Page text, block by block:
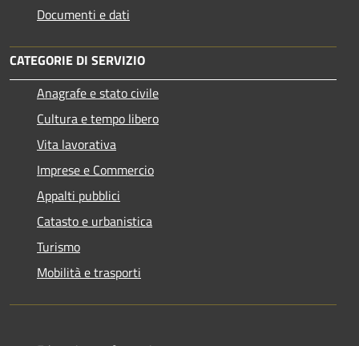
Documenti e dati
CATEGORIE DI SERVIZIO
Anagrafe e stato civile
Cultura e tempo libero
Vita lavorativa
Imprese e Commercio
Appalti pubblici
Catasto e urbanistica
Turismo
Mobilità e trasporti